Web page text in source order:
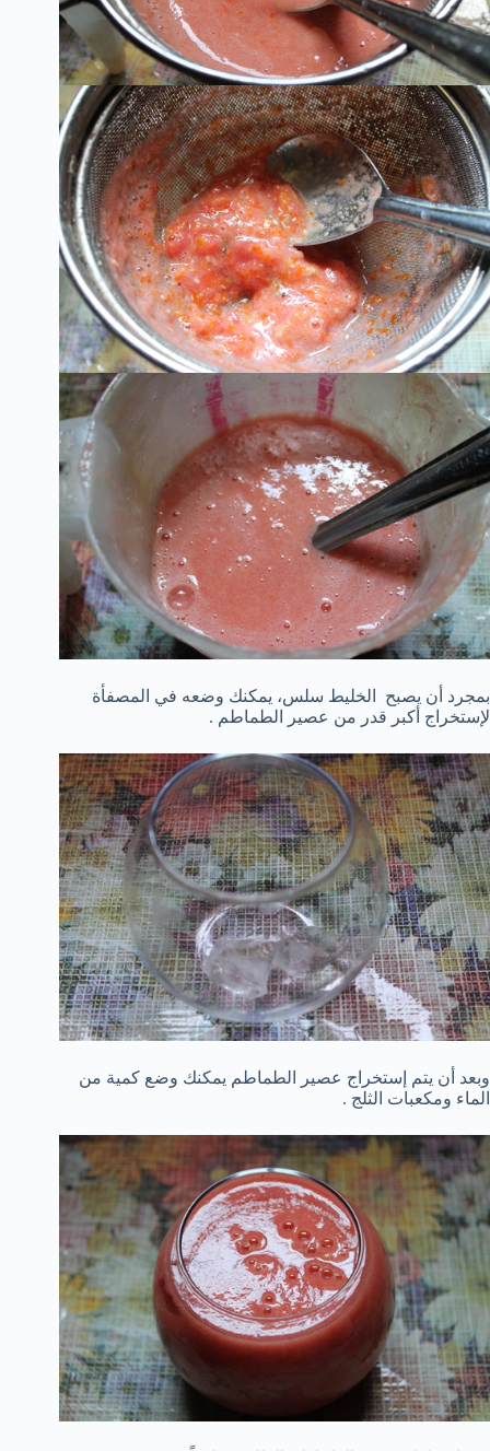
بمجرد أن يصبح الخليط سلس، يمكنك وضعه في المصفأة
لإستخراج أكبر قدر من عصير الطماطم .
وبعد أن يتم إستخراج عصير الطماطم يمكنك وضع كمية من
الماء ومكعبات الثلج .